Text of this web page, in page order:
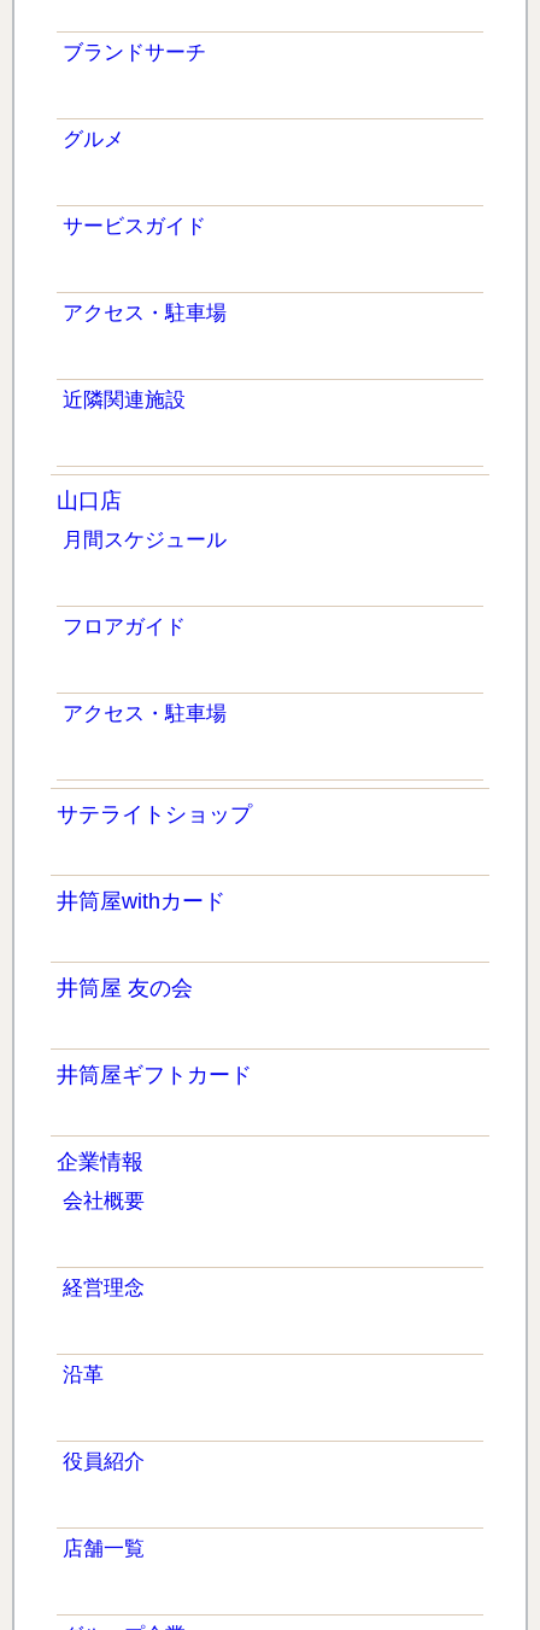
ブランドサーチ
グルメ
サービスガイド
アクセス・駐車場
近隣関連施設
山口店
月間スケジュール
フロアガイド
アクセス・駐車場
サテライトショップ
井筒屋withカード
井筒屋 友の会
井筒屋ギフトカード
企業情報
会社概要
経営理念
沿革
役員紹介
店舗一覧